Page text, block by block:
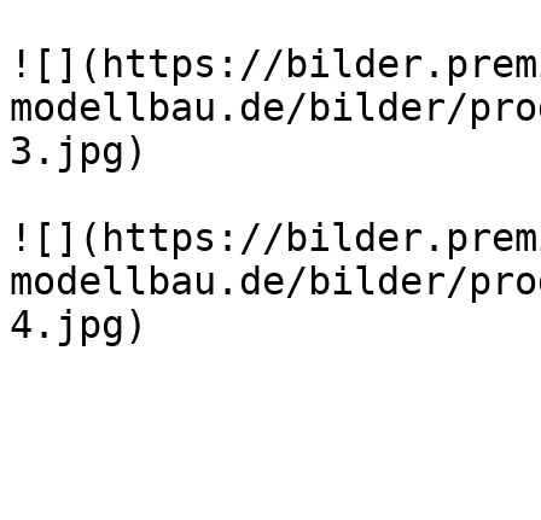
![](https://
modellbau.de/bilder/
3.jpg)
![](https://
modellbau.de/bilder/